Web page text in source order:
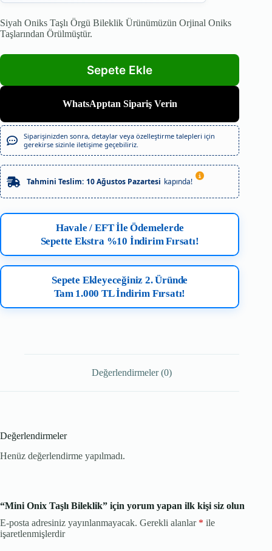
Siyah Oniks Taşlı Örgü Bileklik Ürünümüzün Orjinal Oniks
Taşlarından Örülmüştür.
WhatsApptan Sipariş Verin
Siparişinizden sonra, detaylar veya özelleştirme talepleri için
gerekirse sizinle iletişime geçebiliriz.
Tahmini Teslim: 10 Ağustos Pazartesi kapında!
Havale / EFT İle Ödemelerde
Sepette Ekstra %10 İndirim Fırsatı!
Sepete Ekleyeceğiniz 2. Üründe
Tam 1.000 TL İndirim Fırsatı!
Değerlendirmeler (0)
Değerlendirmeler
Henüz değerlendirme yapılmadı.
“Mini Onix Taşlı Bileklik” için yorum yapan ilk kişi siz olun
E-posta adresiniz yayınlanmayacak. Gerekli alanlar * ile
işaretlenmişlerdir